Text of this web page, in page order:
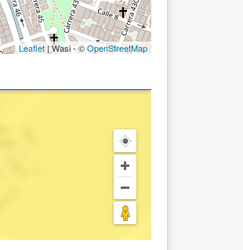
Leaflet | Wasi - ©OpenStreetMap